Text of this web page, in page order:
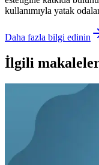
kullanımıyla yatak
Daha fazla bilgi edinin
İlgili